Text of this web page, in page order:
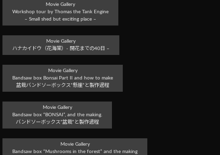
Movie Gallery
Workshop tour by Thomas the Tank Engine
– Small shed but exciting place –
Movie Gallery
ハナカイドウ（花海棠）- 開花までの40日 –
Movie Gallery
Bandsaw box Bonsai Part II and how to make
盆栽バンドソーボックス”懸崖”と製作過程
Movie Gallery
Bandsaw box “BONSAI”, and the making.
バンドソーボックス”盆栽”と製作過程
Movie Gallery
Bandsaw box “Mushrooms in the forest” and the making